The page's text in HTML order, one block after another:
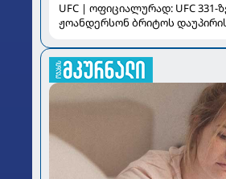
UFC | ოფიციალურად: UFC 331-
ჟოანდერსონ ბრიტოს